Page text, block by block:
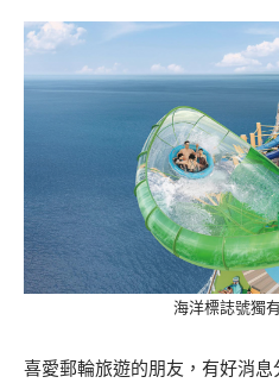
海洋標誌號獨
喜愛郵輪旅遊的朋友，有好消